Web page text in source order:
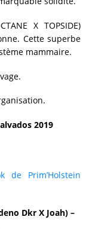
X TOPSIDE)
Cette superbe
mammaire.
2019
de Prim’Holstein
Dkr X Joah) –